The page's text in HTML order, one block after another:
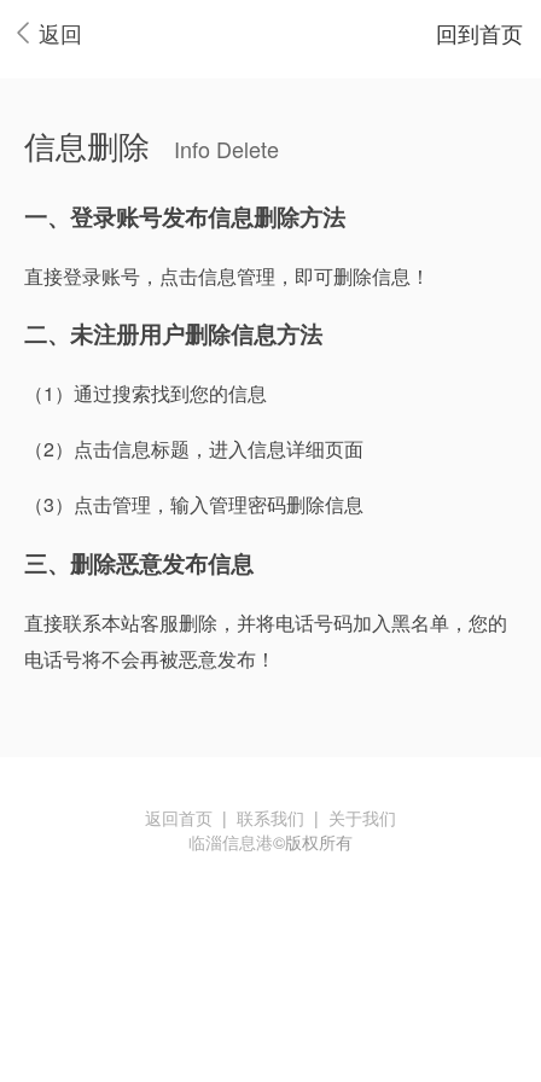
返回 回到首页
信息删除 Info Delete
一、登录账号发布信息删除方法
直接登录账号，点击信息管理，即可删除信息！
二、未注册用户删除信息方法
（1）通过搜索找到您的信息
（2）点击信息标题，进入信息详细页面
（3）点击管理，输入管理密码删除信息
三、删除恶意发布信息
直接联系本站客服删除，并将电话号码加入黑名单，您的
电话号将不会再被恶意发布！
返回首页 | 联系我们 | 关于我们
临淄信息港©版权所有